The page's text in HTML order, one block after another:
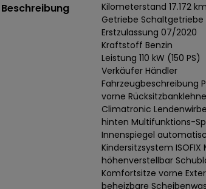
Beschreibung
Kilometerstand 17.172 km
Getriebe Schaltgetriebe
Erstzulassung 07/2020
Kraftstoff Benzin
Leistung 110 kW (150 PS)
Verkäufer Händler
Fahrzeugbeschreibung
vorne
Climatronic
hinten Multifunktions-
Innenspiegel
Kindersitzsystem
höhenverstellbar
Komfortsitze vorne
beheizbare